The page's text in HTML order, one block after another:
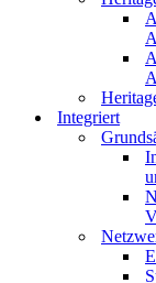
Integriert